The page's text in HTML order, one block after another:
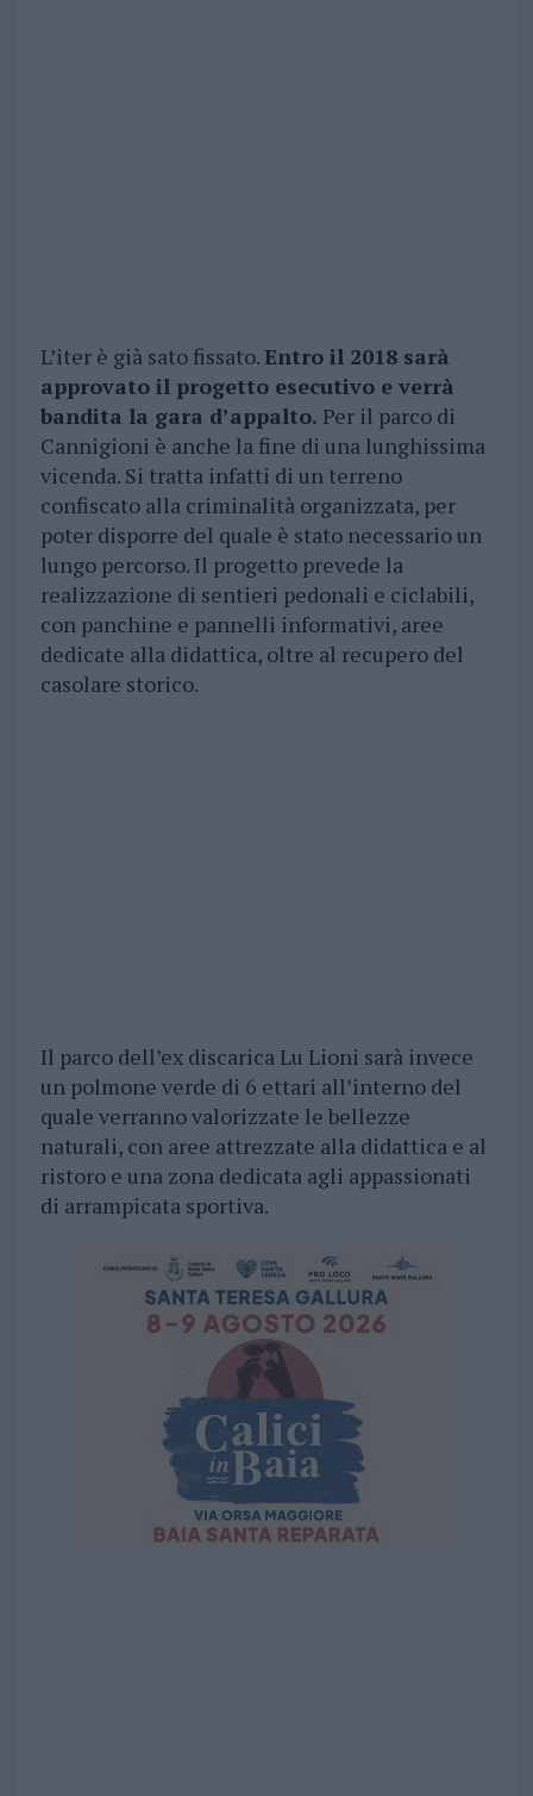
L’iter è già sato fissato.Entro il 2018 sarà
approvato il progetto esecutivo e verrà
bandita la gara d’appalto. Per il parco di
Cannigioni è anche la fine di una lunghissima
vicenda. Si tratta infatti di un terreno
confiscato alla criminalità organizzata, per
poter disporre del quale è stato necessario un
lungo percorso. Il progetto prevede la
realizzazione di sentieri pedonali e ciclabili,
con panchine e pannelli informativi, aree
dedicate alla didattica, oltre al recupero del
casolare storico.
Il parco dell’ex discarica Lu Lioni sarà invece
un polmone verde di 6 ettari all’interno del
quale verranno valorizzate le bellezze
naturali, con aree attrezzate alla didattica e al
ristoro e una zona dedicata agli appassionati
di arrampicata sportiva.